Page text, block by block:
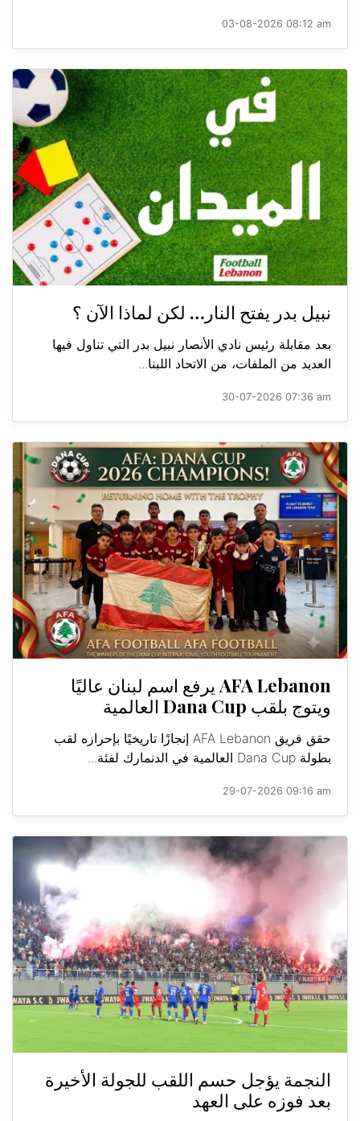
03-08-2026 08:12 am
نبيل بدر يفتح النار… لكن لماذا الآن ؟
بعد مقابلة رئيس نادي الأنصار نبيل بدر التي تناول فيها
العديد من الملفات، من الاتحاد اللبنا...
30-07-2026 07:36 am
AFA Lebanon يرفع اسم لبنان عاليًا
ويتوج بلقب Dana Cup العالمية
حقق فريق AFA Lebanon إنجازًا تاريخيًا بإحرازه لقب
بطولة Dana Cup العالمية في الدنمارك لفئة...
29-07-2026 09:16 am
النجمة يؤجل حسم اللقب للجولة الأخيرة
بعد فوزه على العهد